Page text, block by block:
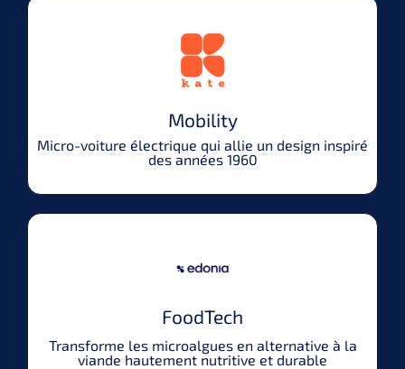
Mobility
Micro-voiture électrique qui allie un design inspiré
des années 1960
FoodTech
Transforme les microalgues en alternative à la
viande hautement nutritive et durable